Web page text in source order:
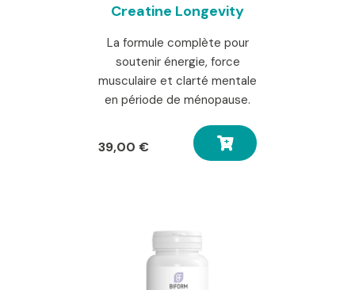
Creatine Longevity
La formule complète pour
soutenir énergie, force
musculaire et clarté mentale
en période de ménopause.
39,00 €